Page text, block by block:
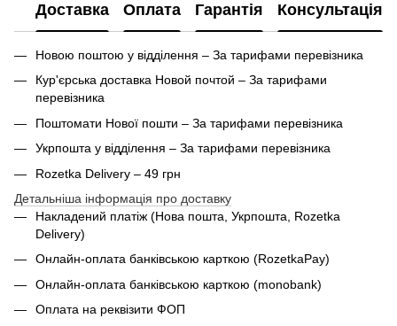
Доставка Оплата Гарантія Консультація
Новою поштою у відділення – За тарифами перевізника
Кур'єрська доставка Новой почтой – За тарифами
перевізника
Поштомати Нової пошти – За тарифами перевізника
Укрпошта у відділення – За тарифами перевізника
Rozetka Delivery – 49 грн
Детальніша інформація про доставку
Накладений платіж (Нова пошта, Укрпошта, Rozetka
Delivery)
Онлайн-оплата банківською карткою (RozetkaPay)
Онлайн-оплата банківською карткою (monobank)
Оплата на реквізити ФОП